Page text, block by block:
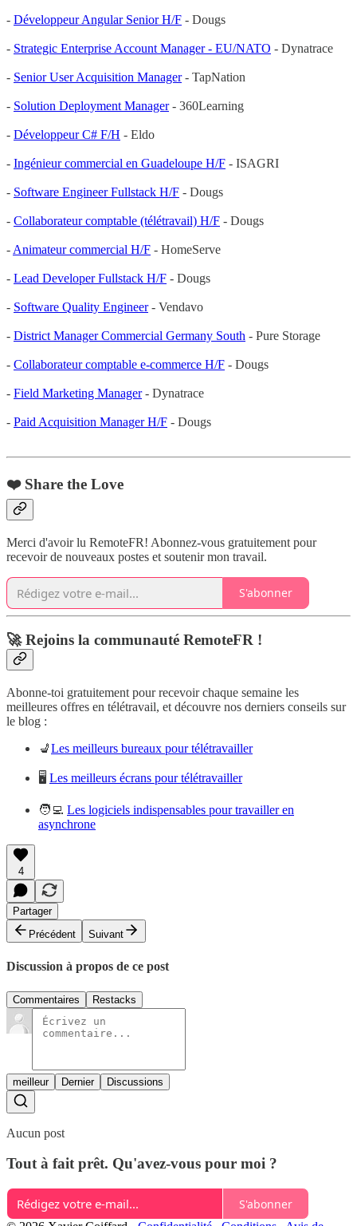
- Développeur Angular Senior H/F - Dougs
- Strategic Enterprise Account Manager - EU/NATO - Dynatrace
- Senior User Acquisition Manager- TapNation
- Solution Deployment Manager- 360Learning
- Développeur C# F/H - Eldo
- Ingénieur commercial en Guadeloupe H/F - ISAGRI
- Software Engineer Fullstack H/F - Dougs
- Collaborateur comptable (télétravail) H/F - Dougs
- Animateur commercial H/F - HomeServe
- Lead Developer Fullstack H/F - Dougs
- Software Quality Engineer- Vendavo
- District Manager Commercial Germany South - Pure Storage
- Collaborateur comptable e-commerce H/F - Dougs
- Field Marketing Manager- Dynatrace
- Paid Acquisition Manager H/F - Dougs
❤️ Share the Love
Merci d'avoir lu RemoteFR! Abonnez-vous gratuitement pour
recevoir de nouveaux postes et soutenir mon travail.
S'abonner
🚀 Rejoins la communauté RemoteFR !
Abonne-toi gratuitement pour recevoir chaque semaine les
meilleures offres en télétravail, et découvre nos derniers conseils sur
le blog :
💺Les meilleurs bureaux pour télétravailler
🖥️ Les meilleurs écrans pour télétravailler
🧑‍💻 Les logiciels indispensables pour travailler en
asynchrone
4
Partager
Précédent
Suivant
Discussion à propos de ce post
Commentaires Restacks
meilleur Dernier Discussions
Aucun post
Tout à fait prêt. Qu'avez-vous pour moi ?
S'abonner